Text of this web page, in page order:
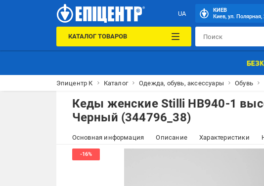
UA
КИЕВ
Киев, ул. Полярная,
КАТАЛОГ ТОВАРОВ
Эпицентр К Каталог Одежда, обувь, аксессуары Обувь
Кеды женские Stilli HB940-1
Черный (344796_38)
Основная информация Описание Характеристики